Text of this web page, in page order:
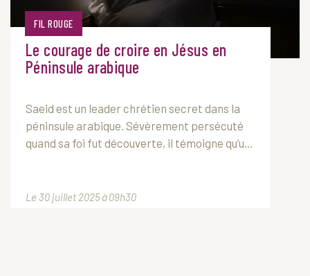
FIL ROUGE
Le courage de croire en Jésus en
Péninsule arabique
Saeid est un leader chrétien secret dans la
péninsule arabique. Sévèrement persécuté
quand sa foi fut découverte, il témoigne qu’u...
Le 30 juillet 2025 à 09h30